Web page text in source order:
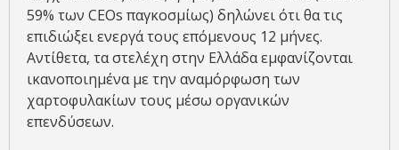
59% των CEOs παγκοσμίως) δηλώνει ότι θα τις
επιδιώξει ενεργά τους επόμενους 12 μήνες.
Αντίθετα, τα στελέχη στην Ελλάδα εμφανίζονται
ικανοποιημένα με την αναμόρφωση των
χαρτοφυλακίων τους μέσω οργανικών
επενδύσεων.